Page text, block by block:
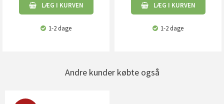
LÆG I KURVEN
1-2 dage
LÆG I KURVEN
1-2 dage
Andre kunder købte også